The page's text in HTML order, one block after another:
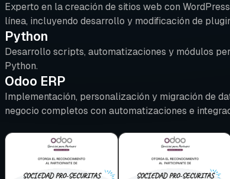
Experto en la creación de sitios web con
línea, incluyendo desarrollo y modificación de
Python
Desarrollo scripts, automatizaciones y módulos
Python.
Odoo ERP
Implementación, personalización y migración de
negocio completos con automatizaciones e